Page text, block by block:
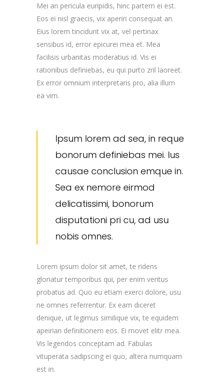
Mei an pericula euripidis, hinc partem ei est.
Eos ei nisl graecis, vix aperiri consequat an.
Eius lorem tincidunt vix at, vel pertinax
sensibus id, error epicurei mea et. Mea
facilisis urbanitas moderatius id. Vis ei
rationibus definiebas, eu qui purto zril laoreet.
Ex error omnium interpretaris pro, alia illum
ea vim.
Ipsum lorem ad sea, in reque
bonorum definiebas mei. Ius
causae conclusion emque in.
Sea ex nemore eirmod
delicatissimi, bonorum
disputationi pri cu, ad usu
nobis omnes.
Lorem ipsum dolor sit amet, te ridens
gloriatur temporibus qui, per enim veritus
probatus ad. Quo eu etiam exerci dolore, usu
ne omnes referrentur. Ex eam diceret
denique, ut legimus similique vix, te equidem
apeirian definitionem eos. Ei movet elitr mea.
Vis legendos conceptam ad. Fabulas
vituperata sadipscing ei quo, altera numquam
est in.